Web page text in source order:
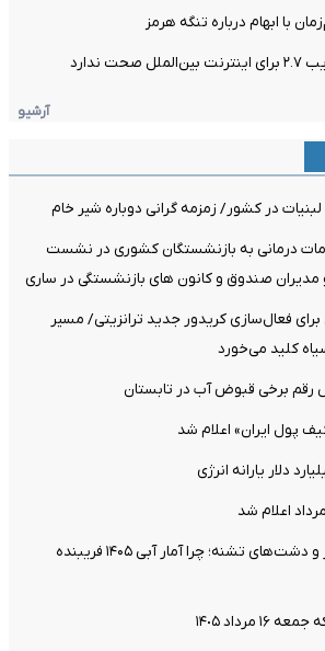
با ابهام درباره تنگه هرمز
ندارد
آرشیو
در کشور/ زمزمه گرانی دوباره شیر خام
درمانی به بازنشستگان کشوری در نشست
مدیران صندوق و کانون های بازنشستگی در ساری
برای فعال‌سازی کریدور جدید ترانزیتی/ مسیر
کلید می‌خورد
رقم برخی قبوض آب در تابستان
پول ایران» اعلام شد
پارادوکس سدهای پر و دشت‌های تشنه؛ چرا آمار آبی ۱۴۰۵ فریبنده
١۴٠۵